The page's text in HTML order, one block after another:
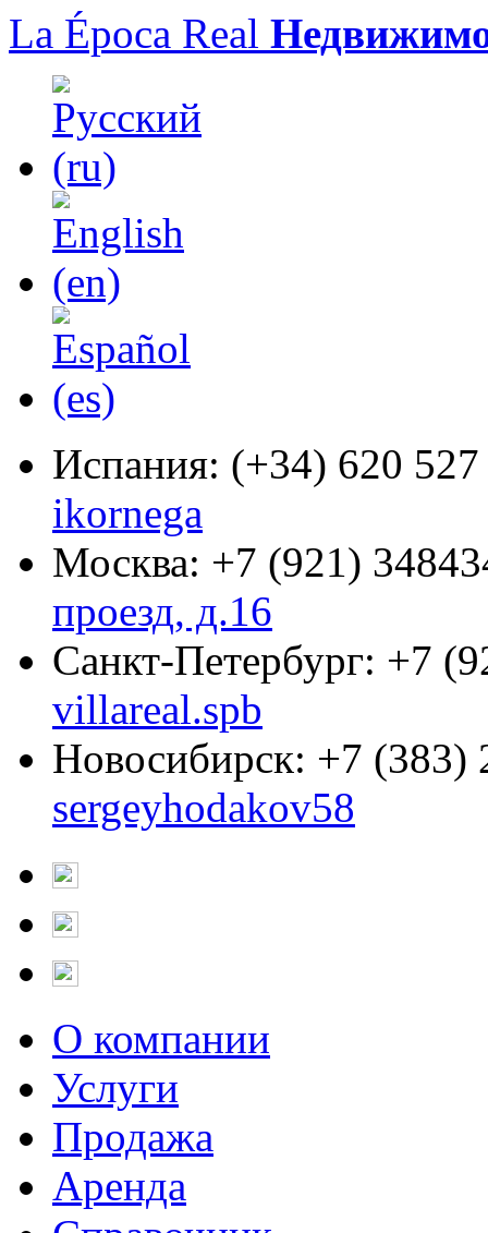
La Época Real
Испания: (+34) 620
ikornega
Москва: +7 (921)
проезд, д.16
Санкт-Петербург: +7
villareal.spb
Новосибирск: +7 (383)
sergeyhodakov58
О компании
Услуги
Продажа
Аренда